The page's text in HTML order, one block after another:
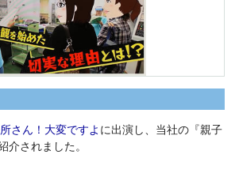
さん！大変ですよ に出演し、当社の『親子
介されました。